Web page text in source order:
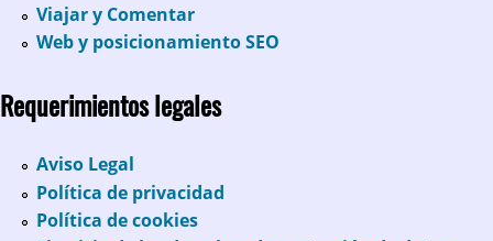
Viajar y Comentar
Web y posicionamiento SEO
Requerimientos legales
Aviso Legal
Política de privacidad
Política de cookies